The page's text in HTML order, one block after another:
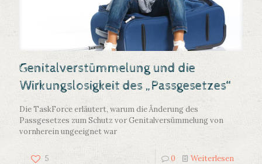
Genitalverstümmelung und die
Wirkungslosigkeit des „Passgesetzes“
Die TaskForce erläutert, warum die Änderung des
Passgesetzes zum Schutz vor Genitalversümmelung von
vornherein ungeeignet war
5 0 Weiterlesen